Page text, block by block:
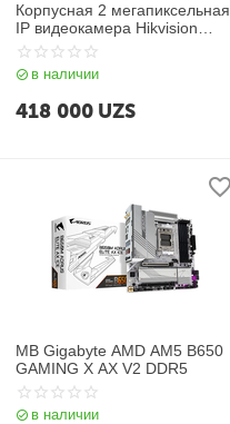
Корпусная 2 мегапиксельная
IP видеокамера Hikvision
2CD1023G0E-I
в наличии
418 000 UZS
MB Gigabyte AMD AM5 B650
GAMING X AX V2 DDR5
в наличии